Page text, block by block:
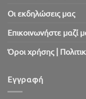
Oι εκδηλώσεις μας
Επικοινωνήστε μαζί
Όροι χρήσης |
Εγγραφή